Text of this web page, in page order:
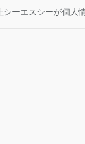
ーエスシーが個人